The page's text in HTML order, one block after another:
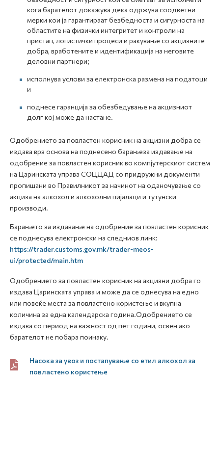
кога барателот докажува дека одржува соодветни
мерки кои ја гарантираат безбедноста и сигурноста на
областите на физички интегритет и контроли на
пристап, логистички процеси и ракување со акцизните
добра, вработените и идентификација на неговите
деловни партнери;
исполнува услови за електронска размена на податоци
и
поднесе гаранција за обезбедување на акцизниот
долг кој може да настане.
Одобрението за повластен корисник на акцизни добра се
издава врз основа на поднесено барањеза издавање на
одобрение за повластен корисник во компјутерскиот систем
на Царинската управа СОЦДАД со придружни документи
пропишани во Правилникот за начинот на оданочување со
акциза на алкохол и алкохолни пијалаци и тутунски
производи.
Барањето за издавање на одобрение за повластен корисник
се поднесува електронски на следниов линк:
https://trader.customs.gov.mk/trader-meos-
ui/protected/main.htm
Одобрението за повластен корисник на акцизни добра го
издава Царинската управа и може да се однесува на едно
или повеќе места за повластено користење и вкупна
количина за една календарска година.Одобрението се
издава со период на важност од пет години, освен ако
барателот не побара поинаку.
Насока за увоз и постапување со етил алкохол за
повластено користење